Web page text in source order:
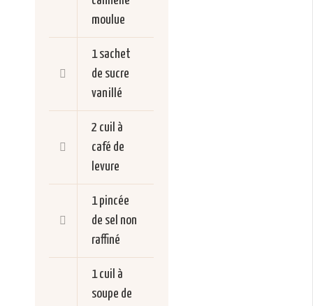
moulue
1 sachet
de sucre
vanillé
2 cuil à
café de
levure
1 pincée
de sel non
raffiné
1 cuil à
soupe de